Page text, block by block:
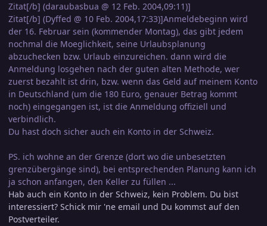
Zitat[/b] (daraubasbua @ 12 Feb. 2004,09:11)]
Zitat[/b] (Dyffed @ 10 Feb. 2004,17:33)]Anmeldebeginn wird
der 16. Februar sein (kommender Montag), das gibt jedem
nochmal die Moeglichkeit, seine Urlaubsplanung
abzuchecken bzw. Urlaub einzureichen. dann wird die
Anmeldung losgehen nach der guten alten Methode, wer
zuerst bezahlt ist drin, bzw. wenn das Geld auf meinem Konto
in Deutschland (um die 180 Euro, genauer Betrag kommt
noch) eingegangen ist, ist die Anmeldung offiziell und
verbindlich.
Du hast doch sicher auch ein Konto in der Schweiz.
PS. ich wohne an der Grenze (dort wo die unbesetzten
grenzübergänge sind), bei entsprechenden Planung kann ich
ja schon anfangen, den Keller zu füllen ...
Hab auch ein Konto in der Schweiz, kein Problem. Du bist
interessiert? Schick mir 'ne email und Du kommst auf den
Postverteiler.